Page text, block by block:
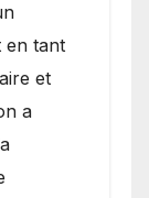
en tant
et
a